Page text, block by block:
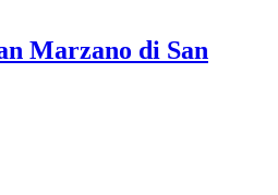
Marzano di San